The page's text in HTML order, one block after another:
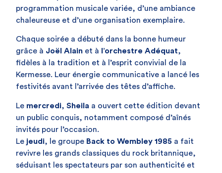
programmation musicale variée, d’une ambiance
chaleureuse et d’une organisation exemplaire.
Chaque soirée a débuté dans la bonne humeur
grâce à Joël Alain et à l’orchestre Adéquat,
fidèles à la tradition et à l’esprit convivial de la
Kermesse. Leur énergie communicative a lancé les
festivités avant l’arrivée des têtes d’affiche.
Le mercredi, Sheila a ouvert cette édition devant
un public conquis, notamment composé d’aînés
invités pour l’occasion.
Le jeudi, le groupe Back to Wembley 1985 a fait
revivre les grands classiques du rock britannique,
séduisant les spectateurs par son authenticité et